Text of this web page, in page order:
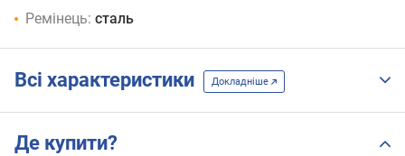
Ремінець: сталь
Всі характеристики Докладніше
Де купити?